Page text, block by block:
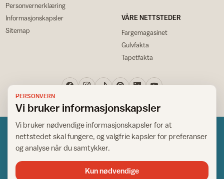
Personvernerklæring
Informasjonskapsler
Sitemap
VÅRE NETTSTEDER
Fargemagasinet
Gulvfakta
Tapetfakta
Norsk råd for hjem og bygg
PERSONVERN
Vi bruker informasjonskapsler
Vi bruker nødvendige informasjonskapsler for at
nettstedet skal fungere, og valgfrie kapsler for preferanser
og analyse når du samtykker.
Kun nødvendige